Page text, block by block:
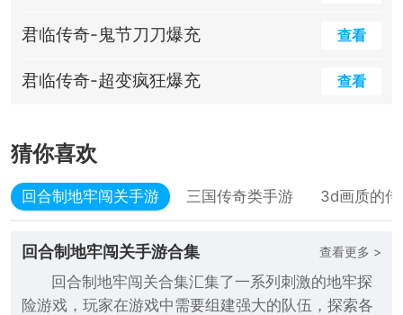
君临传奇-鬼节刀刀爆充 查看
君临传奇-超变疯狂爆充 查看
猜你喜欢
回合制地牢闯关手游 三国传奇类手游 3d画质的
回合制地牢闯关手游合集 查看更多 >
回合制地牢闯关合集汇集了一系列刺激的地牢探
险游戏，玩家在游戏中需要组建强大的队伍，探索各